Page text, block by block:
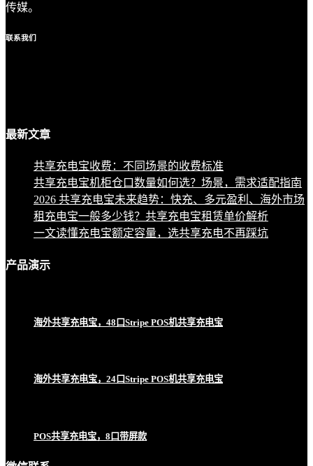
传媒。
联系我们
最新文章
共享充电宝收费：不同场景的收费标准
共享充电宝机柜仓口数量如何选？场景，需求适配指南
2026 共享充电宝未来趋势：快充、多元盈利、海外市场
租充电宝一般多少钱？共享充电宝租赁单价解析
一文读懂充电宝额定容量，选共享充电不再踩坑
产品演示
海外共享充电宝，48口Stripe POS机共享充电宝
海外共享充电宝，24口Stripe POS机共享充电宝
POS共享充电宝，8口带屏款